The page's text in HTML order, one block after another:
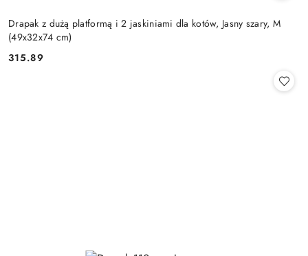
Drapak z dużą platformą i 2 jaskiniami dla kotów, Jasny szary, M
(49x32x74 cm)
Cena:
315.89